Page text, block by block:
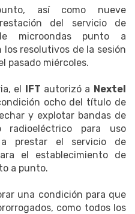
así como nueve
del servicio de
microondas punto a
resolutivos de la sesión
pasado miércoles.
el IFT autorizó a Nextel
ocho del título de
y explotar bandas de
radioeléctrico para uso
a prestar el servicio de
el establecimiento de
a punto.
una condición para que
como todos los